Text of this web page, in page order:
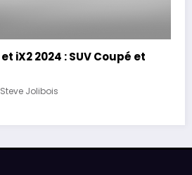
iX2 2024 : SUV Coupé et
Steve Jolibois